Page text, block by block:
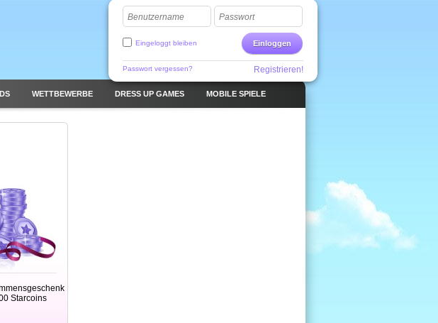
Benutzername Passwort
Einloggen
Eingeloggt bleiben
Passwort vergessen? Registrieren!
WETTBEWERBE DRESS UP GAMES MOBILE SPIELE
Starcoins